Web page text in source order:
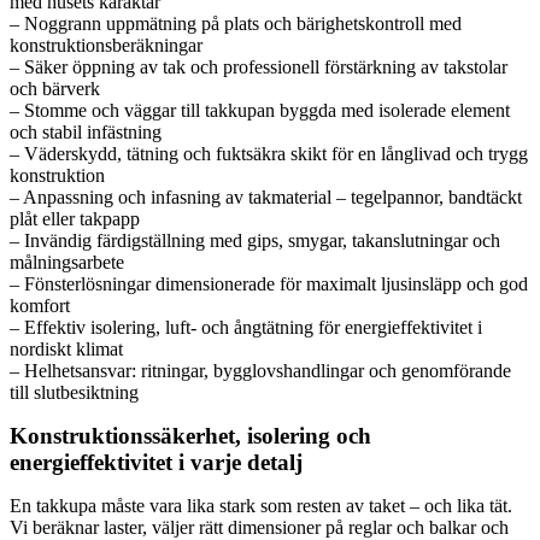
– Noggrann uppmätning på plats och bärighetskontroll med
konstruktionsberäkningar
– Säker öppning av tak och professionell förstärkning av takstolar
och bärverk
– Stomme och väggar till takkupan byggda med isolerade element
och stabil infästning
– Väderskydd, tätning och fuktsäkra skikt för en långlivad och trygg
konstruktion
– Anpassning och infasning av takmaterial – tegelpannor, bandtäckt
plåt eller takpapp
– Invändig färdigställning med gips, smygar, takanslutningar och
målningsarbete
– Fönsterlösningar dimensionerade för maximalt ljusinsläpp och god
komfort
– Effektiv isolering, luft- och ångtätning för energieffektivitet i
nordiskt klimat
– Helhetsansvar: ritningar, bygglovshandlingar och genomförande
till slutbesiktning
Konstruktionssäkerhet, isolering och
energieffektivitet i varje detalj
En takkupa måste vara lika stark som resten av taket – och lika tät.
Vi beräknar laster, väljer rätt dimensioner på reglar och balkar och